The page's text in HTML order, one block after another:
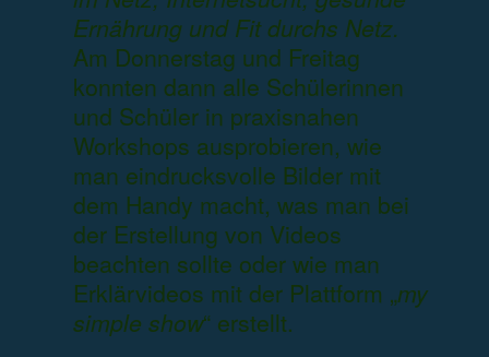
Ernährung und Fit durchs Netz.
Am Donnerstag und Freitag
konnten dann alle Schülerinnen
und Schüler in praxisnahen
Workshops ausprobieren, wie
man eindrucksvolle Bilder mit
dem Handy macht, was man bei
der Erstellung von Videos
beachten sollte oder wie man
Erklärvideos mit der Plattform „my
simple show“ erstellt.